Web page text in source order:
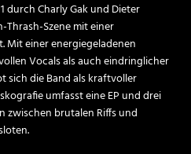
durch Charly Gak und Dieter
Thrash-Szene mit einer
Mit einer energiegeladenen
Vocals als auch eindringlicher
sich die Band als kraftvoller
umfasst eine EP und drei
zwischen brutalen Riffs und